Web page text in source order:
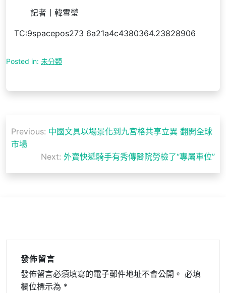
記者丨韓雪瑩
TC:9spacepos273 6a21a4c4380364.23828906
Posted in: 未分類
章
覽
Previous: 中國文具以場景化到九宮格共享立異 翻開全球
市場
Next: 外賣快遞騎手有秀傳醫院勞檢了“專屬車位”
發佈留言
發佈留言必須填寫的電子郵件地址不會公開。 必填
欄位標示為 *